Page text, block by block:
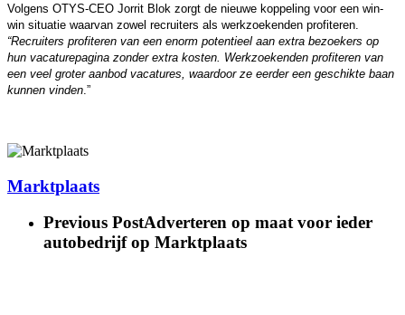
Volgens OTYS-CEO Jorrit Blok zorgt de nieuwe koppeling voor een win-
win situatie waarvan zowel recruiters als werkzoekenden profiteren.
“Recruiters profiteren van een enorm potentieel aan extra bezoekers op
hun vacaturepagina zonder extra kosten. Werkzoekenden profiteren van
een veel groter aanbod vacatures, waardoor ze eerder een geschikte baan
kunnen vinden .”
Marktplaats
Previous PostAdverteren op maat voor ieder
autobedrijf op Marktplaats